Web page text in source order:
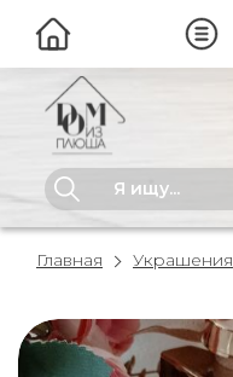
Главная Украшения